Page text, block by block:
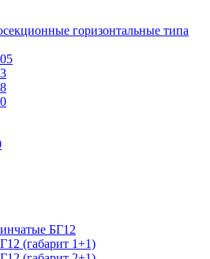
горизонтальные типа
БГ12
(габарит 1+1)